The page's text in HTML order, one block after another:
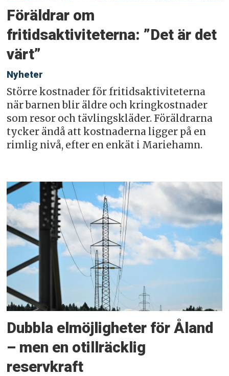
Föräldrar om
fritidsaktiviteterna: ”Det är det
värt”
Nyheter
Större kostnader för fritidsaktiviteterna
när barnen blir äldre och kringkostnader
som resor och tävlingskläder. Föräldrarna
tycker ändå att kostnaderna ligger på en
rimlig nivå, efter en enkät i Mariehamn.
Dubbla elmöjligheter för Åland
– men en otillräcklig
reservkraft